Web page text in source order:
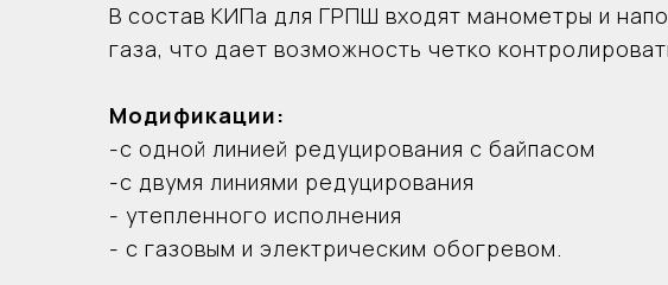
Преимущества:
-устойчивая работа в холодных и жарких климатических
-надежные комплектующие и качественный процесс
сборки.
В состав КИПа для ГРПШ входят манометры и
газа, что дает возможность четко
Модификации:
-с одной линией редуцирования с байпасом
-с двумя линиями редуцирования
- утепленного исполнения
- с газовым и электрическим обогревом.